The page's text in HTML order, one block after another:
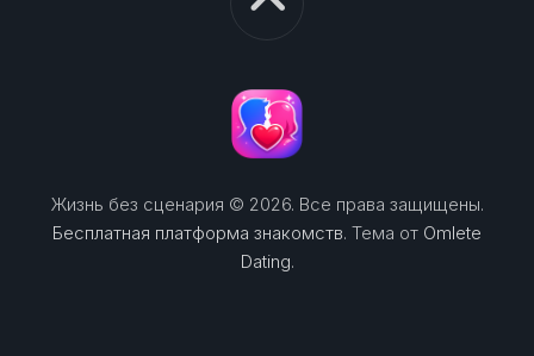
Жизнь без сценария © 2026. Все права защищены.
Бесплатная платформа знакомств. Тема от Omlete
Dating.